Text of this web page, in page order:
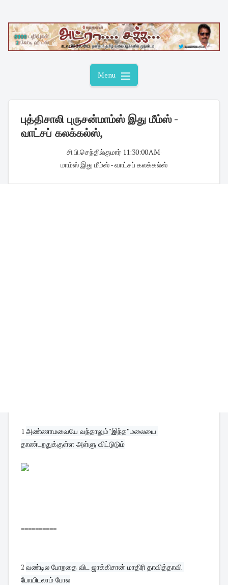
content
Menu
புத்திசாலி புருசன்மாம்ஸ் இது மீம்ஸ் -
வாட்சப் கலக்கல்ஸ்,
சி.பி.செந்தில்குமார்· 11:30:00 AM
மாம்ஸ் இது மீம்ஸ் - வாட்சப் கலக்கல்ஸ்
1 அண்ணாமவையே வந்தாலும்"இந்த"மலையை
தாண்டறதுக்குள்ள அள்ளு விட்டுடும்
==========
2 வண்டில போறதை விட ஜாக்கிசான் மாதிரி தாவித்தாவி
போயிடலாம் போல